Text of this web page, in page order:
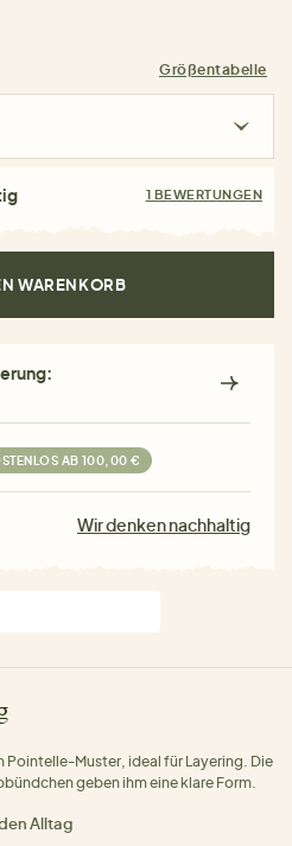
Größentabelle
1 BEWERTUNGEN
WARENKORB
AB 100,00 €
Wir denken nachhaltig
Muster, ideal für Layering. Die
geben ihm eine klare Form.
Alltag